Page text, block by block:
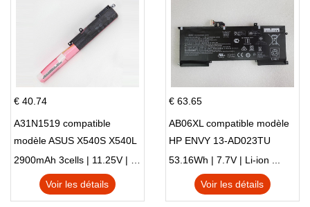
€ 40.74
A31N1519 compatible
modèle ASUS X540S X540L
X540LA-SI302 X540SA
X540S
2900mAh 3cells | 11.25V | Li-ion ...
Voir les détails
€ 63.65
AB06XL compatible modèle
HP ENVY 13-AD023TU
HSTNN-DB8C 921438-855
TPN-I128
53.16Wh | 7.7V | Li-ion ...
Voir les détails